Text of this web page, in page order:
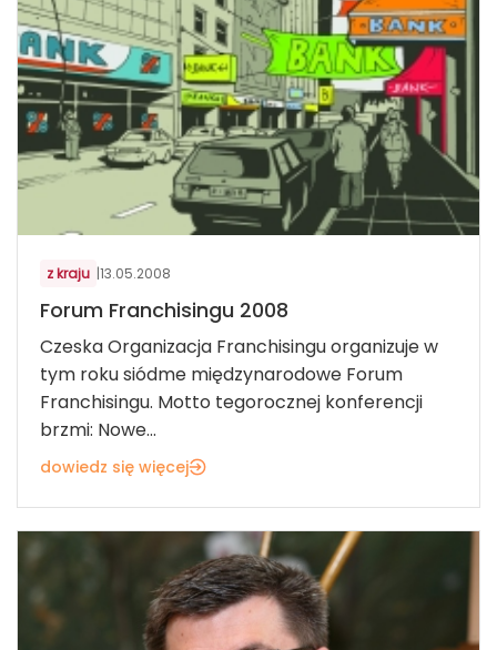
z kraju |13.05.2008
Forum Franchisingu 2008
Czeska Organizacja Franchisingu organizuje w
tym roku siódme międzynarodowe Forum
Franchisingu. Motto tegorocznej konferencji
brzmi: Nowe...
dowiedz się więcej